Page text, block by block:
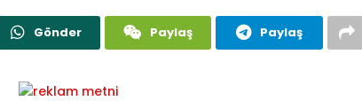
Gönder Paylaş Paylaş